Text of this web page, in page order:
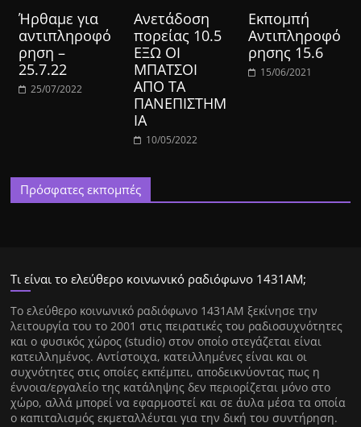
Ήρθαμε για
αντιπληροφό
ρηση –
25.7.22
25/07/2022
Ανετάδοση
πορείας 10.5
ΕΞΩ ΟΙ
ΜΠΑΤΣΟΙ
ΑΠΟ ΤΑ
ΠΑΝΕΠΙΣΤΗΜ
ΙΑ
10/05/2022
Εκπομπή
Αντιπληροφό
ρησης 15.6
15/06/2021
Πρόσφατες εκπομπές
Τι είναι το ελεύθερο κοινωνικό ραδιόφωνο 1431ΑΜ;
Tο ελεύθερο κοινωνικό ραδιόφωνο 1431AM ξεκίνησε την
λειτουργία του το 2001 στις πειρατικές του ραδιοσυχνότητες
και ο φυσικός χώρος (studio) στον οποίο στεγάζεται είναι
κατειλλημένος. Αντίστοιχα, κατειλλημένες είναι και οι
συχνότητες στις οποίες εκπέμπει, αποδεικνύοντας πως η
έννοια/εργαλείο της κατάληψης δεν περιορίζεται μόνο στο
χώρο, αλλά μπορεί να εφαρμοστεί και σε άυλα μέσα τα οποία
ο καπιταλισμός εκμεταλλέυται για την δική του συντήρηση.